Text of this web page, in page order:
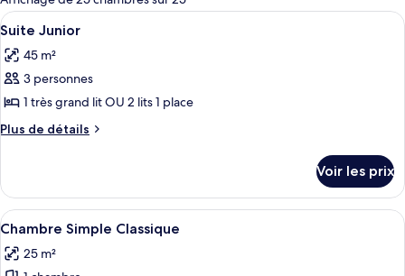
les
chambres
Afficher
toutes
les
photos
pour
ce
chambre :
Suite
Junior
Une chambre d’hôtel avec un lit,
5
Suite Junior
45 m²
3 personnes
1 très grand lit OU 2 lits 1 place
Plus de détails
Plus
le
type
de
Suite
Voir les prix
Afficher
toutes
les
Une chambre élégamment
3
Chambre Simple Classique
25 m²